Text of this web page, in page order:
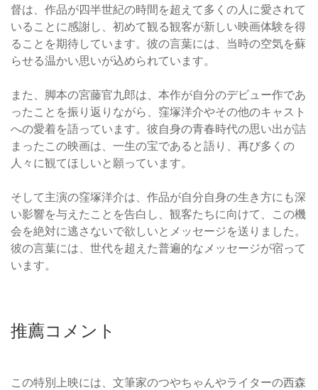
督は、作品が四半世紀の時間を超えて多くの人に愛されて
いることに感謝し、初めて観る観客が新しい映画体験を得
ることを期待しています。彼の言葉には、当時の空気を蘇
らせる温かい思いが込められています。
また、脚本の宮藤官九郎は、本作が自分のデビュー作であ
ったことを振り返りながら、窪塚洋介やその他のキャスト
への愛着を語っています。彼自身の青春時代の思い出が詰
まったこの映画は、一生の宝であると語り、再び多くの
人々に観てほしいと願っています。
そして主演の窪塚洋介は、作品が自分自身の生き方にも深
い影響を与えたことを告白し、観客たちに向けて、この機
会を絶対に逃さないで欲しいとメッセージを送りました。
彼の言葉には、世代を超えた普遍的なメッセージが宿って
います。
推薦コメント
この特別上映には、文筆家のつやちゃんやライターの西森